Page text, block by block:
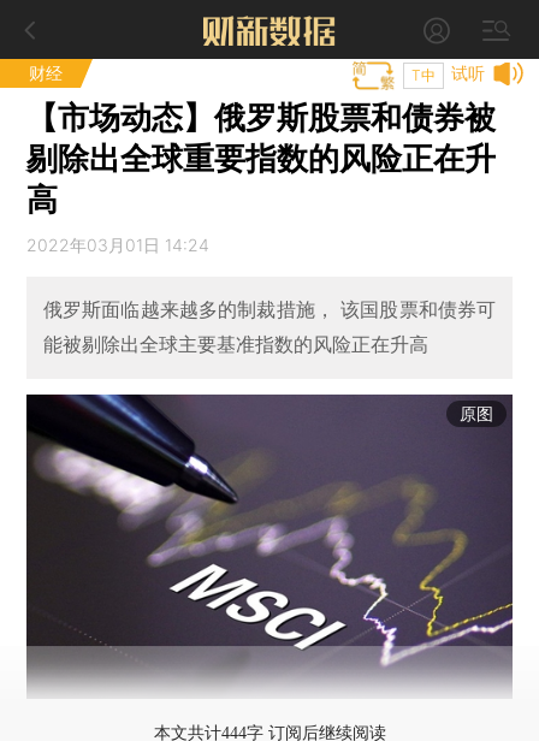
财经 试听
T中
【市场动态】俄罗斯股票和债券被
剔除出全球重要指数的风险正在升
高
2022年03月01日 14:24
俄罗斯面临越来越多的制裁措施， 该国股票和债券可
能被剔除出全球主要基准指数的风险正在升高
原图
本文共计444字 订阅后继续阅读